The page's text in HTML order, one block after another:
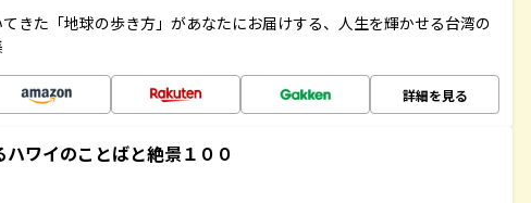
きた「地球の歩き方」があなたにお届けする、人生を輝かせる台湾の
詳細を見る
ワイのことばと絶景１００